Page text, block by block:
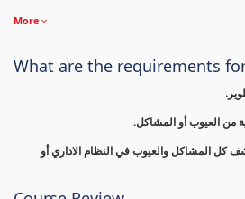
More
What are the requirements
من العيوب أو المشاكل.
المشاكل والعيوب في النظام الاداري أو